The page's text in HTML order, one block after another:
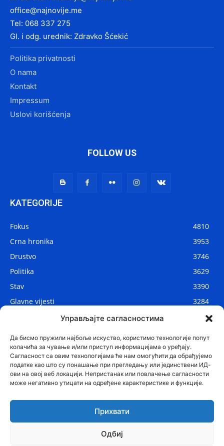
Управљајте сагласностима
Да бисмо пружили најбоље искуство, користимо технологије попут
колачића за чување и/или приступ информацијама о уређају.
Сагласност са овим технологијама ће нам омогућити да обрађујемо
податке као што су понашање при прегледању или јединствени ИД-
ови на овој веб локацији. Непристанак или повлачење сагласности
може негативно утицати на одређене карактеристике и функције.
Прихвати
Одбиј
office@najnovije.me
Tel: 068 337 275
Gl. i odg. urednik: Zdravko Šćekić
Politika privatnosti
O nama
Kontakt
Impressum
Uslovi korišćenja
FOLLOW US
KATEGORIJE
Fokus
4810
Crna hronika
3953
Drustvo
3746
Politika
3629
Stav
3390
Glavne vijesti
3284
2906